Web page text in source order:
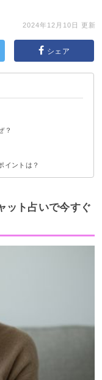
2024年12月10日 更新
シェア
？
イントは？
ット占いで今すぐ